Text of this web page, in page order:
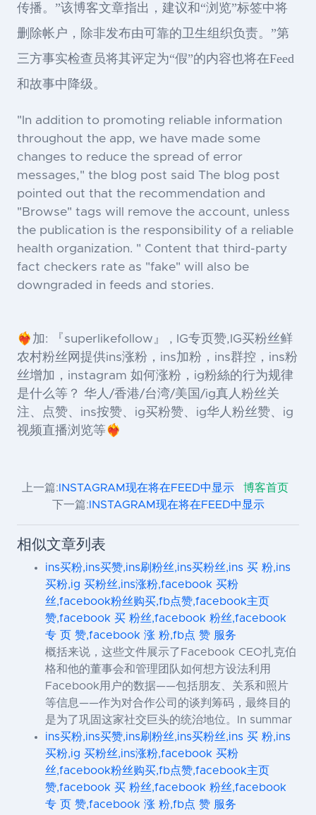
传播。”该博客文章指出，建议和“浏览”标签中将
删除帐户，除非发布由可靠的卫生组织负责。”第
三方事实检查员将其评定为“假”的内容也将在Feed
和故事中降级。
"In addition to promoting reliable information
throughout the app, we have made some
changes to reduce the spread of error
messages," the blog post said The blog post
pointed out that the recommendation and
"Browse" tags will remove the account, unless
the publication is the responsibility of a reliable
health organization. " Content that third-party
fact checkers rate as "fake" will also be
downgraded in feeds and stories.
❤️‍🔥加: 『superlikefollow』 , IG专页赞,IG买粉丝鲜
农村粉丝网提供ins涨粉，ins加粉，ins群控，ins粉
丝增加，instagram 如何涨粉，ig粉絲的行为规律
是什么等？ 华人/香港/台湾/美国/ig真人粉丝关
注、点赞、ins按赞、ig买粉赞、ig华人粉丝赞、ig
视频直播浏览等❤️‍🔥
上一篇: INSTAGRAM现在将在FEED中显示
博客首页
下一篇: INSTAGRAM现在将在FEED中显示
相似文章列表
ins买粉,ins买赞,ins刷粉丝,ins买粉丝,ins 买 粉,ins
买粉,ig 买粉丝,ins涨粉,facebook 买粉
丝,facebook粉丝购买,fb点赞,facebook主页
赞,facebook 买 粉丝,facebook 粉丝,facebook
专 页 赞,facebook 涨 粉,fb点 赞 服务
概括来说，这些文件展示了Facebook CEO扎克伯
格和他的董事会和管理团队如何想方设法利用
Facebook用户的数据——包括朋友、关系和照片
等信息——作为对合作公司的谈判筹码，最终目的
是为了巩固这家社交巨头的统治地位。In summar
ins买粉,ins买赞,ins刷粉丝,ins买粉丝,ins 买 粉,ins
买粉,ig 买粉丝,ins涨粉,facebook 买粉
丝,facebook粉丝购买,fb点赞,facebook主页
赞,facebook 买 粉丝,facebook 粉丝,facebook
专 页 赞,facebook 涨 粉,fb点 赞 服务